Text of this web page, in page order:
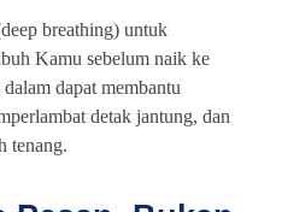
breathing) untuk
Kamu sebelum naik ke
dapat membantu
detak jantung, dan
tenang.